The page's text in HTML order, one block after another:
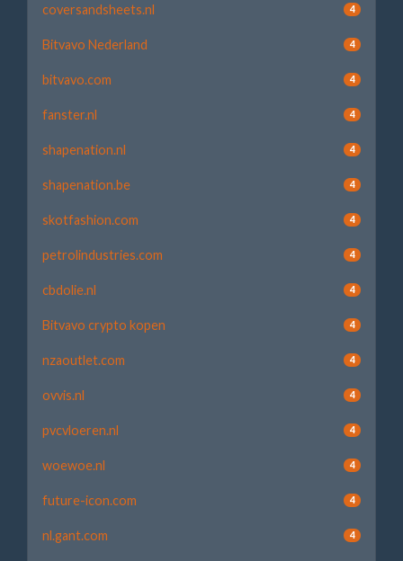
coversandsheets.nl 4
Bitvavo Nederland 4
bitvavo.com 4
fanster.nl 4
shapenation.nl 4
shapenation.be 4
skotfashion.com 4
petrolindustries.com 4
cbdolie.nl 4
Bitvavo crypto kopen 4
nzaoutlet.com 4
ovvis.nl 4
pvcvloeren.nl 4
woewoe.nl 4
future-icon.com 4
nl.gant.com 4